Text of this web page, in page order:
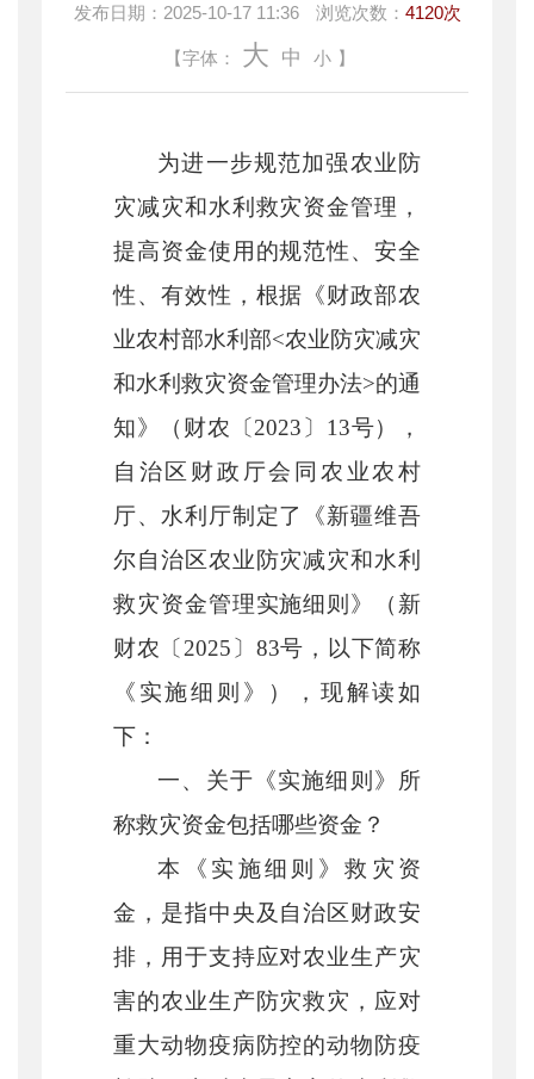
发布日期： 2025-10-17 11:36 浏览次数： 4120次
【字体： 大 中 小 】
为进一步规范加强农业防
灾减灾和水利救灾资金管理，
提高资金使用的规范性、安全
性、有效性，根据《财政部农
业农村部水利部<农业防灾减灾
和水利救灾资金管理办法>的通
知》（财农 〔 2023 〕 13号），
自治区财政厅会同农业农村
厅、水利厅制定了《新疆维吾
尔自治区农业防灾减灾和水利
救灾资金管理实施细则》
（ 新
财农〔 2025 〕 83号，以下简称
《 实施细则》） ， 现解读如
下：
一、关于《实施细则》所
称救灾资金包括哪些资金？
本《实 施细则》救灾资
金，是指中央及自治区财政安
排，用于支持应对农业生产灾
害的农业生产防灾救灾 ， 应对
重大动物疫病防控的动物防疫